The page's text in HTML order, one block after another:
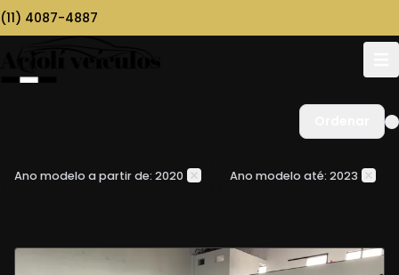
(11) 4087-4887
Ano modelo a partir de: 2020 Ano modelo até: 2023